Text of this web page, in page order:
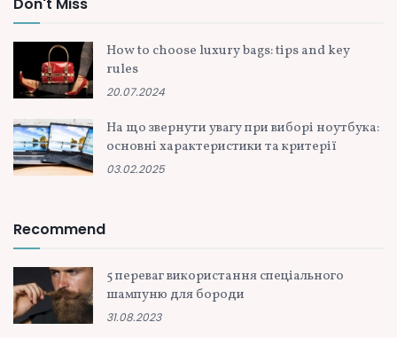
How to choose luxury bags: tips and key
rules
20.07.2024
На що звернути увагу при виборі ноутбука:
основні характеристики та критерії
03.02.2025
Recommend
5 переваг використання спеціального
шампуню для бороди
31.08.2023